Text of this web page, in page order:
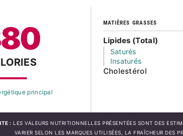
principal
MATIÈRES GRASSES
Lipides (Total)
Saturés
Insaturés
Cholestérol
: LES VALEURS NUTRITIONNELLES PRÉSENTÉES SONT DES
VARIER SELON LES MARQUES UTILISÉES, LA FRAÎCHEUR DES